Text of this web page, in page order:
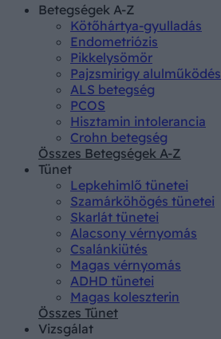
Betegségek A-Z
Kötőhártya-gyulladás
Endometriózis
Pikkelysömör
Pajzsmirigy alulműködés
ALS betegség
PCOS
Hisztamin intolerancia
Crohn betegség
Összes Betegségek A-Z
Tünet
Lepkehimlő tünetei
Szamárköhögés tünetei
Skarlát tünetei
Alacsony vérnyomás
Csalánkiütés
Magas vérnyomás
ADHD tünetei
Magas koleszterin
Összes Tünet
Vizsgálat